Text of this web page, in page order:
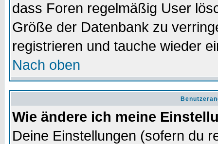
dass Foren regelmäßig User
Größe der Datenbank zu
registrieren und tauche wieder
Nach oben
Wie ändere ich meine
Deine Einstellungen (sofern du